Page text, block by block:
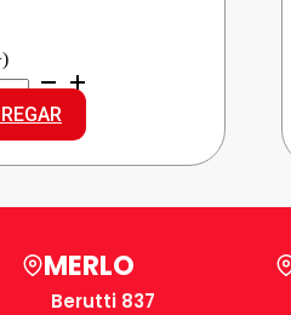
MERLO
Berutti 837